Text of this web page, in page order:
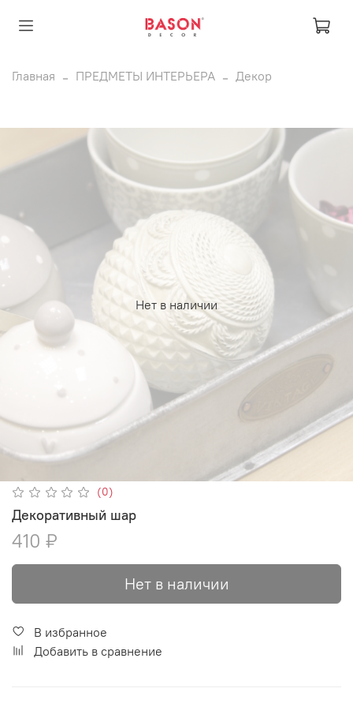
Главная ПРЕДМЕТЫ ИНТЕРЬЕРА Декор
Нет в наличии
(0)
Декоративный шар
410 ₽
Нет в наличии
В избранное
Добавить в сравнение